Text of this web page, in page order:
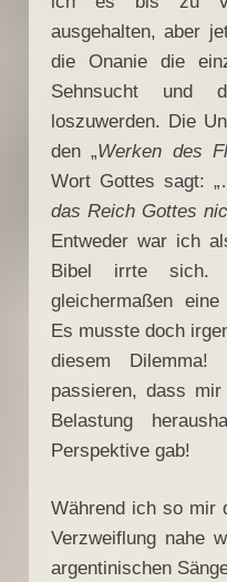
ausgehalten, aber
die Onanie die
Sehnsucht und
loszuwerden. Die
den „Werken des
Wort Gottes sagt:
das Reich Gottes
Entweder war ich
Bibel irrte sich.
gleichermaßen
Es musste doch
diesem Dilemma!
passieren, dass
Belastung
Perspektive gab!
Während ich so mir
Verzweiflung nahe
argentinischen